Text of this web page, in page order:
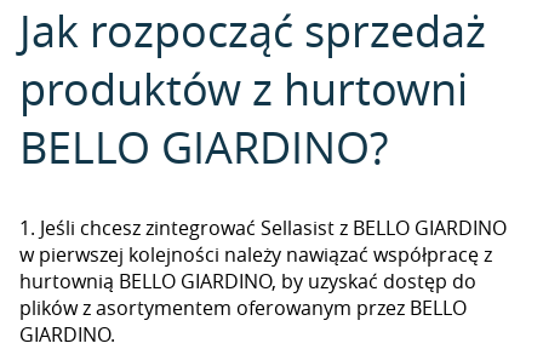
Jak rozpocząć sprzedaż
produktów z hurtowni
BELLO GIARDINO?
1. Jeśli chcesz zintegrować Sellasist z BELLO GIARDINO
w pierwszej kolejności należy nawiązać współpracę z
hurtownią BELLO GIARDINO, by uzyskać dostęp do
plików z asortymentem oferowanym przez BELLO
GIARDINO.